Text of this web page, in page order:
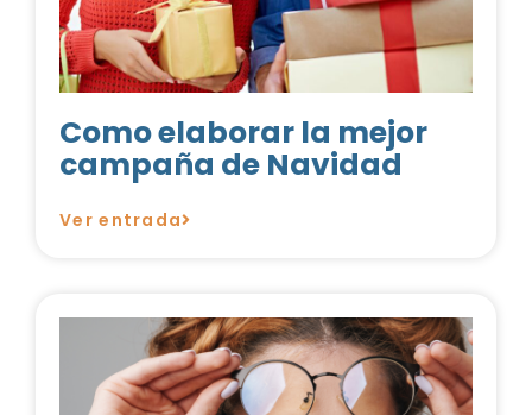
Como elaborar la mejor
campaña de Navidad
Ver entrada